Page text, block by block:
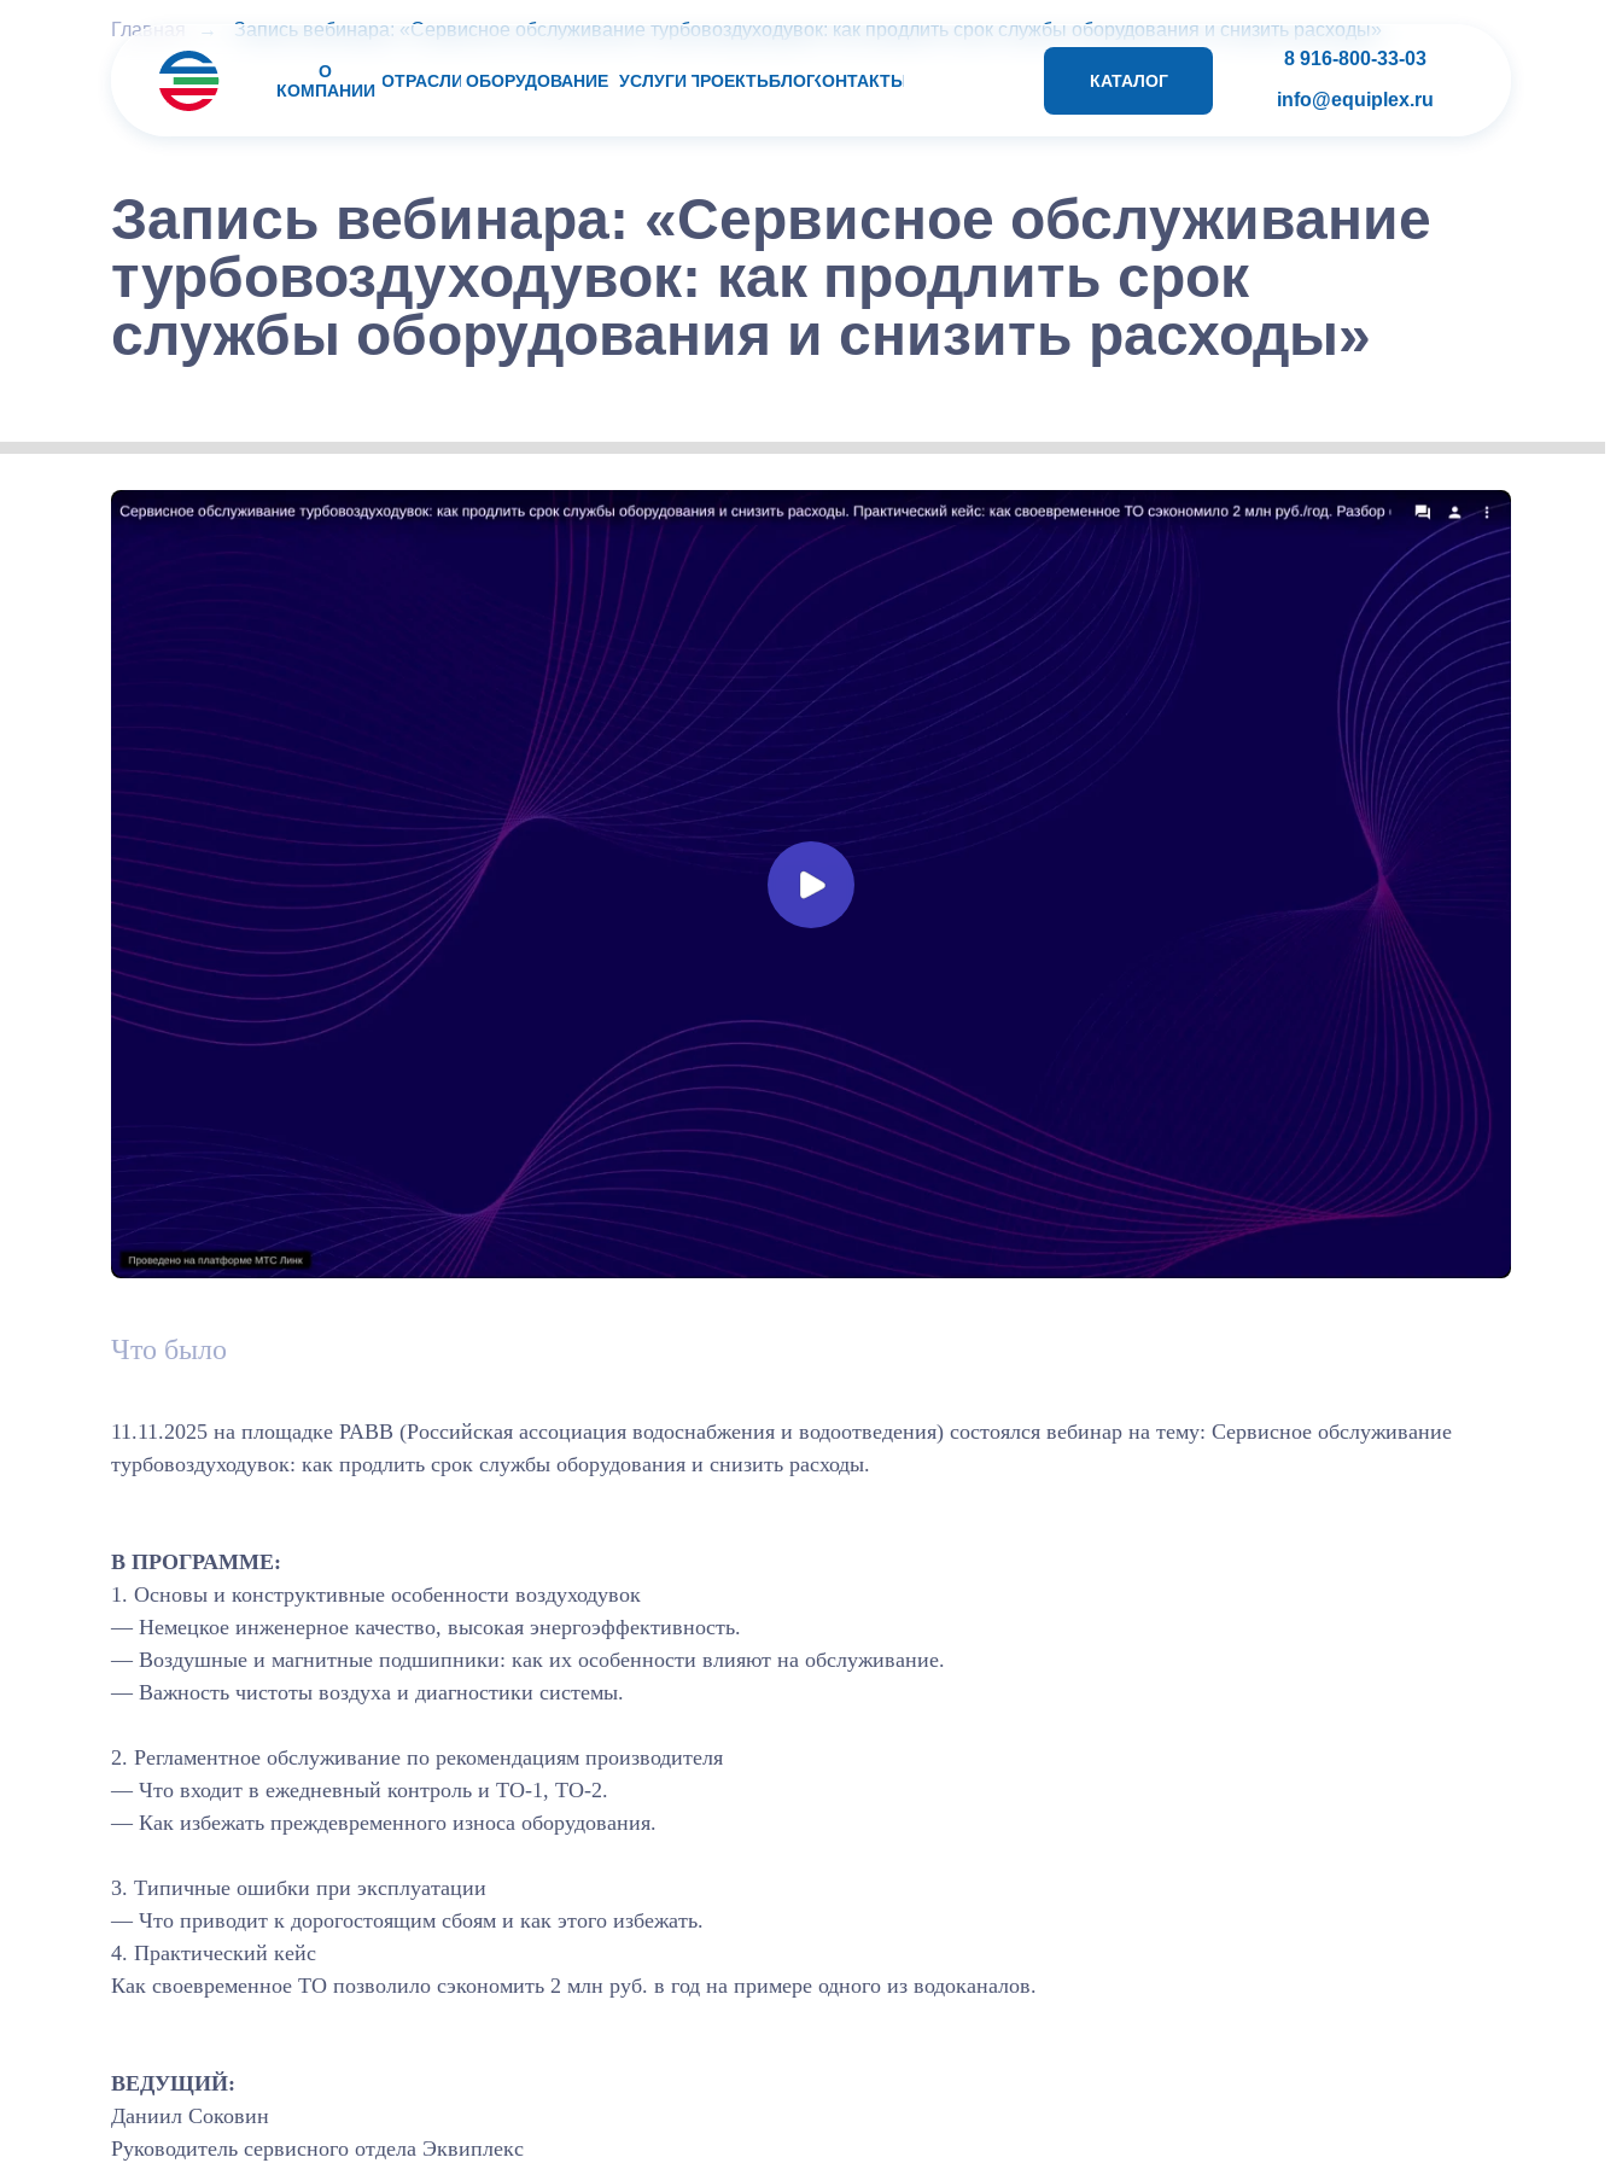
info@equiplex.ru
8 916-800-33-03
О
КОМПАНИИ ОТРАСЛИ ОБОРУДОВАНИЕ УСЛУГИ ПРОЕКТЫБЛОГКОНТАКТЫ КАТАЛОГ
Главная → Запись вебинара: «Сервисное обслуживание турбовоздуходувок: как продлить срок службы оборудования и снизить расходы»
Запись вебинара: «Сервисное обслуживание
турбовоздуходувок: как продлить срок
службы оборудования и снизить расходы»
Что было
11.11.2025 на площадке РАВВ (Российская ассоциация водоснабжения и водоотведения) состоялся вебинар на тему: Сервисное обслуживание
турбовоздуходувок: как продлить срок службы оборудования и снизить расходы.
В ПРОГРАММЕ:
1. Основы и конструктивные особенности воздуходувок
— Немецкое инженерное качество, высокая энергоэффективность.
— Воздушные и магнитные подшипники: как их особенности влияют на обслуживание.
— Важность чистоты воздуха и диагностики системы.
2. Регламентное обслуживание по рекомендациям производителя
— Что входит в ежедневный контроль и ТО-1, ТО-2.
— Как избежать преждевременного износа оборудования.
3. Типичные ошибки при эксплуатации
— Что приводит к дорогостоящим сбоям и как этого избежать.
4. Практический кейс
Как своевременное ТО позволило сэкономить 2 млн руб. в год на примере одного из водоканалов.
ВЕДУЩИЙ:
Даниил Соковин
Руководитель сервисного отдела Эквиплекс